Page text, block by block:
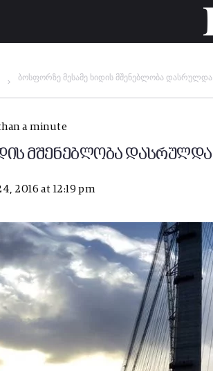
ბოსფორზე მესამე ხიდის მშენებლობა დასრულდა
a minute
მშენებლობა დასრულდა
2016 at 12:19 pm